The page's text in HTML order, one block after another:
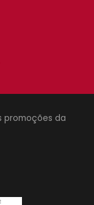
promoções da